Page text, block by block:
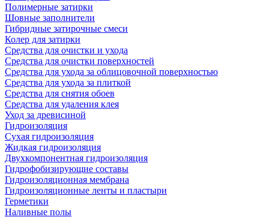
Полимерные затирки
Шовные заполнители
Гибридные затирочные смеси
Колер для затирки
Средства для очистки и ухода
Средства для очистки поверхностей
Средства для ухода за облицовочной поверхностью
Средства для ухода за плиткой
Средства для снятия обоев
Средства для удаления клея
Уход за древисиной
Гидроизоляция
Сухая гидроизоляция
Жидкая гидроизоляция
Двухкомпонентная гидроизоляция
Гидрофобизирующие составы
Гидроизоляционная мембрана
Гидроизоляционные ленты и пластыри
Герметики
Наливные полы